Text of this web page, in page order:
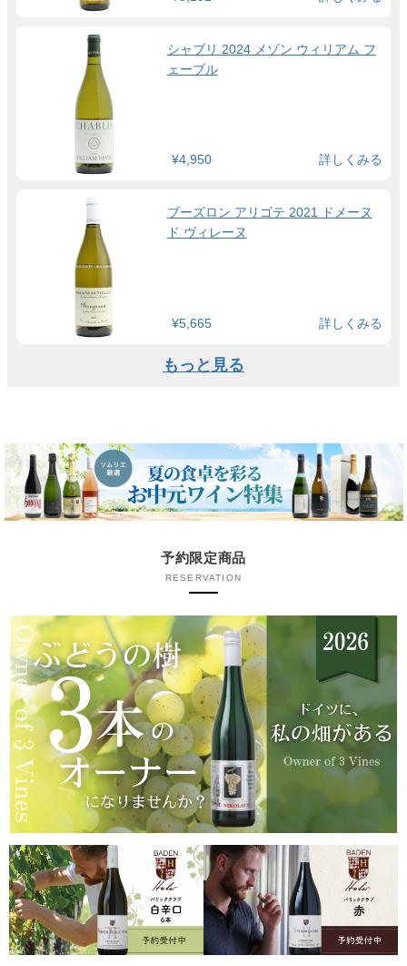
シャブリ 2024 メゾン ウィリアム フ
ェーブル
¥4,950 詳しくみる
ブーズロン アリゴテ 2021 ドメーヌ
ド ヴィレーヌ
¥5,665 詳しくみる
もっと見る
予約限定商品
RESERVATION